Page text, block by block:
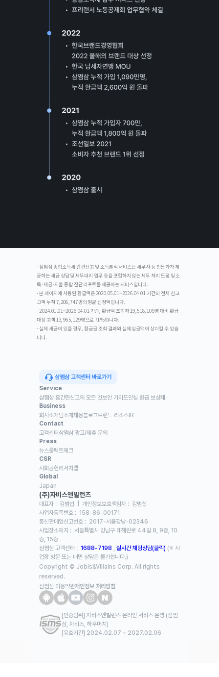
- 삼쩜삼 종합소득세 간편신고 및 소득분석 서비스는 세무사 등 전문가가 제
공하는 세금 상담 및 세무대리 업무 등을 포함하지 않는 세무 처리 도움 및 소
득·세금·지출 종합 진단 리포트를 제공하는 서비스입니다.
- 본 페이지에 사용된 환급액은 2020.05.01~2026.04.01 기간의 전체 신고
고객 누적 7,208,747명의 평균 신청액입니다.
- 2024.01.01~2026.04.01 기준, 환급액 조회자 19,518,109명 대비 환급
대상 고객 13,965,129명으로 71%입니다.
- 실제 세금이 있을 경우, 환급금 조회 결과와 실제 입금액이 상이할 수 있습
니다.